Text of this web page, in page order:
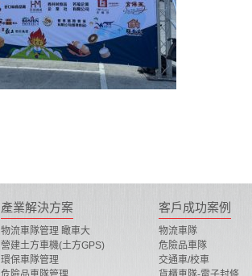
產業解決方案
物流車隊管理 瞰車大
營建土方車機(土方GPS)
環保車隊管理
客戶成功案例
物流車隊
危險品車隊
交通車/校車